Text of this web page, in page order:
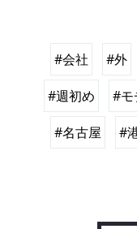
#会社 #外
#週初め #モ
#名古屋 #